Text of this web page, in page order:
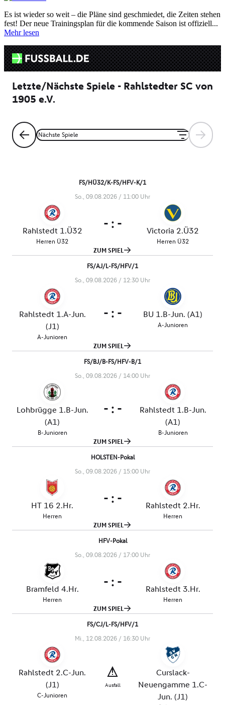
Es ist wieder so weit – die Pläne sind geschmiedet, die Zeiten stehen
fest! Der neue Trainingsplan für die kommende Saison ist offiziell...
Mehr lesen